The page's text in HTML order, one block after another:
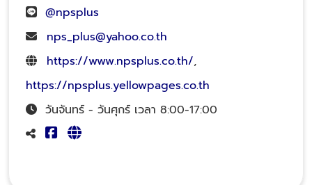
@npsplus
nps_plus@yahoo.co.th
https://www.npsplus.co.th/,
https://npsplus.yellowpages.co.th
วันจันทร์ - วันศุกร์ เวลา 8:00-17:00